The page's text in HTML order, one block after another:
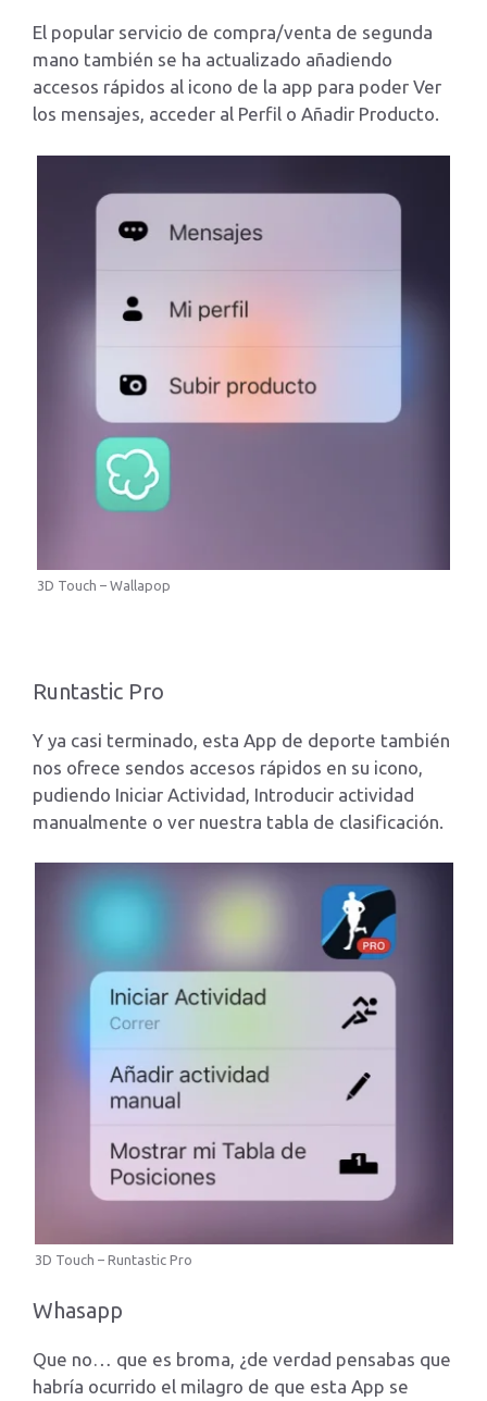
El popular servicio de compra/venta de segunda
mano también se ha actualizado añadiendo
accesos rápidos al icono de la app para poder Ver
los mensajes, acceder al Perfil o Añadir Producto.
3D Touch – Wallapop
Runtastic Pro
Y ya casi terminado, esta App de deporte también
nos ofrece sendos accesos rápidos en su icono,
pudiendo Iniciar Actividad, Introducir actividad
manualmente o ver nuestra tabla de clasificación.
3D Touch – Runtastic Pro
Whasapp
Que no… que es broma, ¿de verdad pensabas que
habría ocurrido el milagro de que esta App se